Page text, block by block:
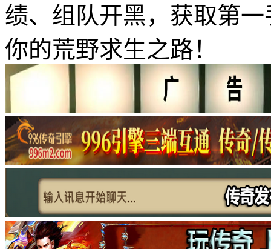
绩、组队开黑，获取第
你的荒野求生之路！